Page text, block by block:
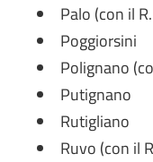
Palo (con il
Poggiorsini
Polignano
Putignano
Rutigliano
Ruvo (con il